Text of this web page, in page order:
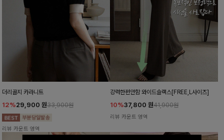
더리골지 카라니트
12%29,900 원33,900원
리뷰 카운트 영역
강력한편안함 와이드슬랙스[FREE,L사이즈]
10%37,800 원41,900원
리뷰 카운트 영역